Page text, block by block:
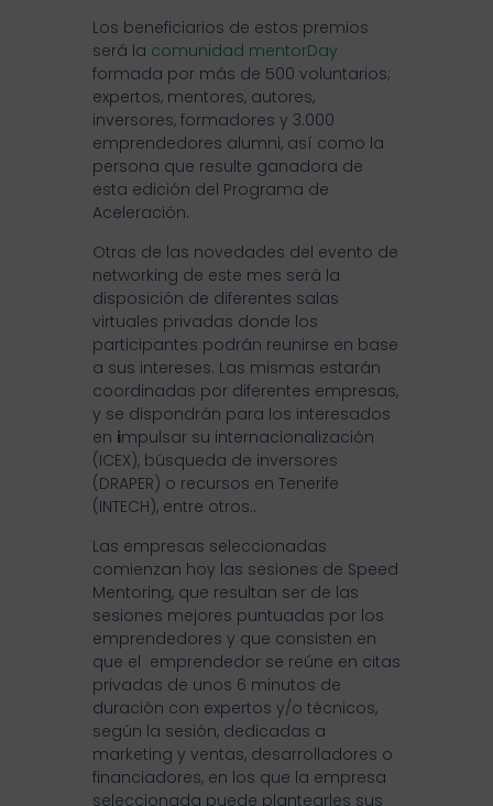
Los beneficiarios de estos premios
será la comunidad mentorDay
formada por más de 500 voluntarios;
expertos, mentores, autores,
inversores, formadores y 3.000
emprendedores alumni, así como la
persona que resulte ganadora de
esta edición del Programa de
Aceleración.
Otras de las novedades del evento de
networking de este mes será la
disposición de diferentes salas
virtuales privadas donde los
participantes podrán reunirse en base
a sus intereses. Las mismas estarán
coordinadas por diferentes empresas,
y se dispondrán para los interesados
en impulsar su internacionalización
(ICEX), búsqueda de inversores
(DRAPER) o recursos en Tenerife
(INTECH), entre otros..
Las empresas seleccionadas
comienzan hoy las sesiones de Speed
Mentoring, que resultan ser de las
sesiones mejores puntuadas por los
emprendedores y que consisten en
que el emprendedor se reúne en citas
privadas de unos 6 minutos de
duración con expertos y/o técnicos,
según la sesión, dedicadas a
marketing y ventas, desarrolladores o
financiadores, en los que la empresa
seleccionada puede plantearles sus